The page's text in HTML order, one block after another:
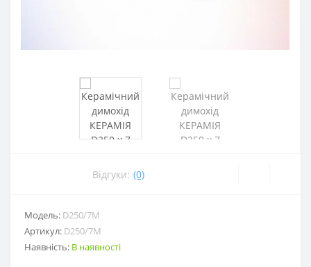
Відгуки: (0)
Модель: D250/7M
Артикул: D250/7M
Наявність: В наявності